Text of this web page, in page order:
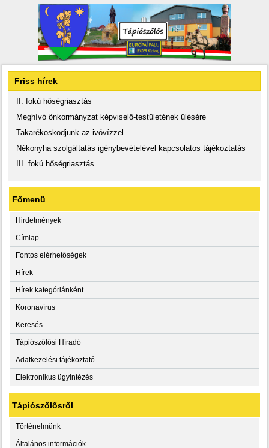
Friss hírek
II. fokú hőségriasztás
Meghívó önkormányzat képviselő-testületének ülésére
Takarékoskodjunk az ivóvízzel
Nékonyha szolgáltatás igénybevételével kapcsolatos tájékoztatás
III. fokú hőségriasztás
Főmenü
Hirdetmények
Címlap
Fontos elérhetőségek
Hírek
Hírek kategóriánként
Koronavírus
Keresés
Tápiószőlősi Híradó
Adatkezelési tájékoztató
Elektronikus ügyintézés
Tápiószőlősről
Történelmünk
Általános információk